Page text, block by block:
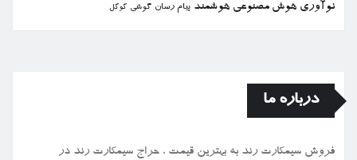
نوآوری هوش مصنوعی هوشمند پیام رسان گوشی گوگل
درباره ما
فروش سیمكارت رند به بهترین قیمت ، حراج سیمكارت رند در